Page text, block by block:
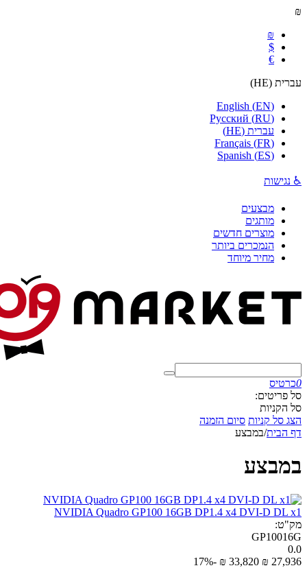
₪
₪
$
€
עברית (
HE
)
English (EN)
Русский (RU)
עברית (
HE
)
Français (FR)
Spanish (ES)
♿ נגישות
מבצעים
מותגים
מוצרים חדשים
הנמכרים ביותר
מחיר מיוחד
0כרטיס
סל פריטים:
סל הקניות
הצג סל קניות סיום הזמנה
דף הבית/במבצע
במבצע
NVIDIA Quadro GP100 16GB DP1.4 x4 DVI-D DL x1
מק"ט:
GP10016G
0.0
₪ 27,936
₪ 33,820
-17%